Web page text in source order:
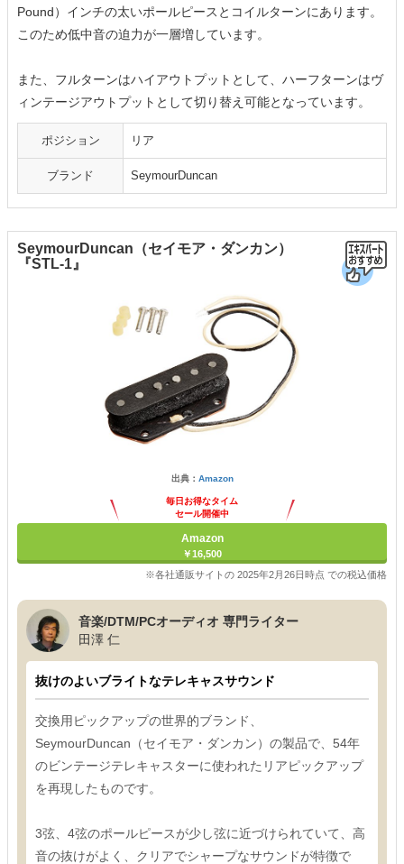
Pound）インチの太いポールピースとコイルターンにあります。
このため低中音の迫力が一層増しています。
また、フルターンはハイアウトプットとして、ハーフターンはヴ
ィンテージアウトプットとして切り替え可能となっています。
ポジション リア
ブランド SeymourDuncan
SeymourDuncan（セイモア・ダンカン）
『STL-1』
出典： Amazon
毎日お得なタイム
セール開催中
Amazon
￥16,500
※各社通販サイトの 2025年2月26日時点 での税込価格
音楽/DTM/PCオーディオ 専門ライター
田澤 仁
抜けのよいブライトなテレキャスサウンド
交換用ピックアップの世界的ブランド、
SeymourDuncan（セイモア・ダンカン）の製品で、54年
のビンテージテレキャスターに使われたリアピックアップ
を再現したものです。
3弦、4弦のポールピースが少し弦に近づけられていて、高
音の抜けがよく、クリアでシャープなサウンドが特徴で